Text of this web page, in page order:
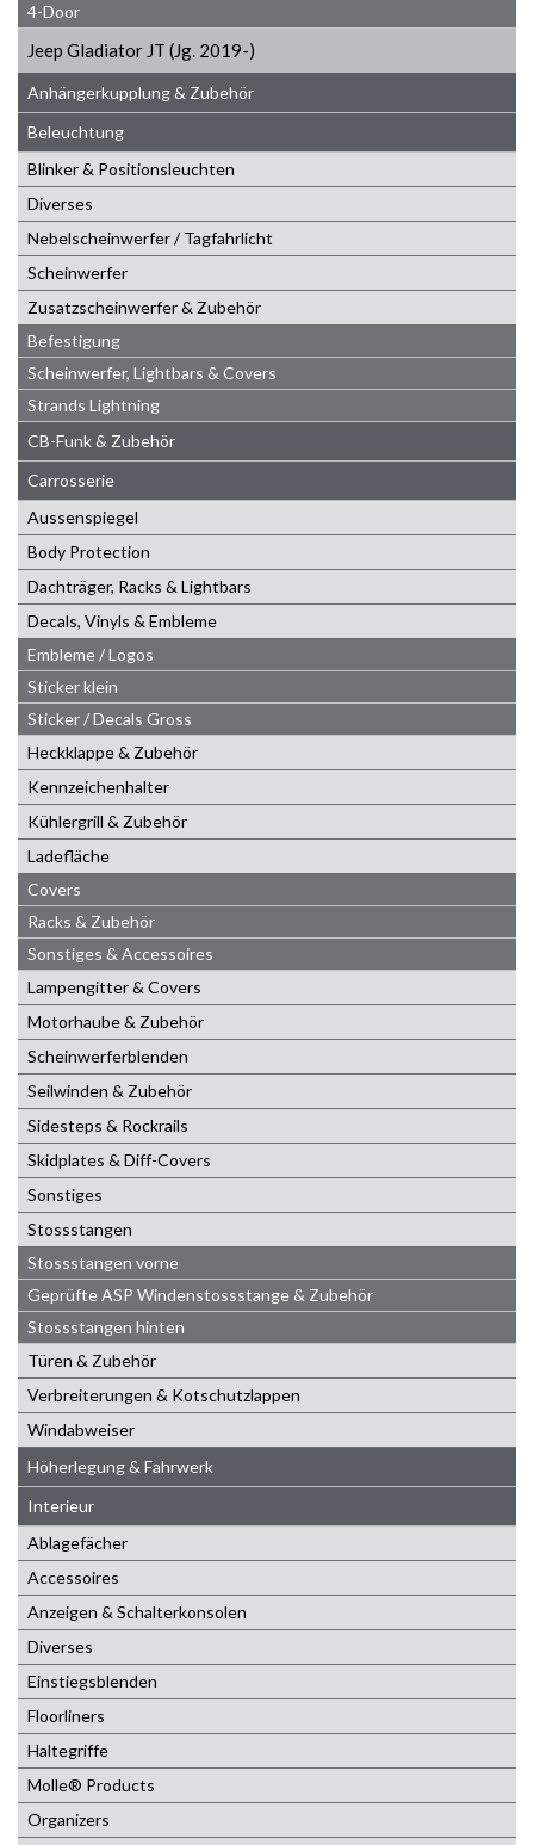
4-Door
Jeep Gladiator JT (Jg. 2019-)
Anhängerkupplung & Zubehör
Beleuchtung
Blinker & Positionsleuchten
Diverses
Nebelscheinwerfer / Tagfahrlicht
Scheinwerfer
Zusatzscheinwerfer & Zubehör
Befestigung
Scheinwerfer, Lightbars & Covers
Strands Lightning
CB-Funk & Zubehör
Carrosserie
Aussenspiegel
Body Protection
Dachträger, Racks & Lightbars
Decals, Vinyls & Embleme
Embleme / Logos
Sticker klein
Sticker / Decals Gross
Heckklappe & Zubehör
Kennzeichenhalter
Kühlergrill & Zubehör
Ladefläche
Covers
Racks & Zubehör
Sonstiges & Accessoires
Lampengitter & Covers
Motorhaube & Zubehör
Scheinwerferblenden
Seilwinden & Zubehör
Sidesteps & Rockrails
Skidplates & Diff-Covers
Sonstiges
Stossstangen
Stossstangen vorne
Geprüfte ASP Windenstossstange & Zubehör
Stossstangen hinten
Türen & Zubehör
Verbreiterungen & Kotschutzlappen
Windabweiser
Höherlegung & Fahrwerk
Interieur
Ablagefächer
Accessoires
Anzeigen & Schalterkonsolen
Diverses
Einstiegsblenden
Floorliners
Haltegriffe
Molle® Products
Organizers